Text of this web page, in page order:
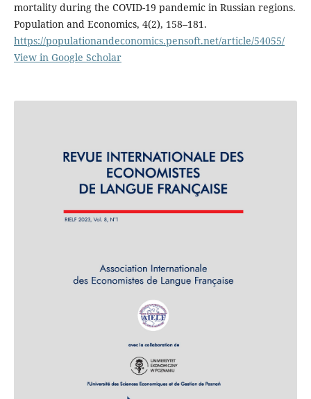
mortality during the COVID-19 pandemic in Russian regions.
Population and Economics, 4(2), 158–181.
https://populationandeconomics.pensoft.net/article/54055/
View in Google Scholar